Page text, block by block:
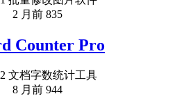
2 月前 835
Counter Pro
文档字数统计工具
8 月前 944